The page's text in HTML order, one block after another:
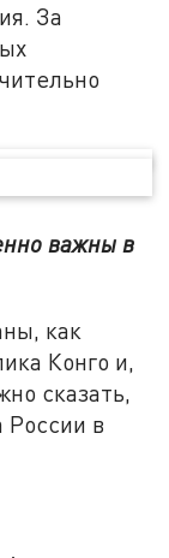
За
важны в
как
Конго и,
сказать,
России в